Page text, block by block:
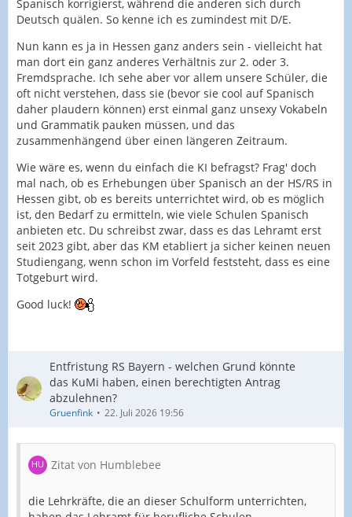
Spanisch korrigierst, während die anderen sich durch
Deutsch quälen. So kenne ich es zumindest mit D/E.
Nun kann es ja in Hessen ganz anders sein - vielleicht hat
man dort ein ganz anderes Verhältnis zur 2. oder 3.
Fremdsprache. Ich sehe aber vor allem unsere Schüler, die
oft nicht verstehen, dass sie (bevor sie cool auf Spanisch
daher plaudern können) erst einmal ganz unsexy Vokabeln
und Grammatik pauken müssen, und das
zusammenhängend über einen längeren Zeitraum.
Wie wäre es, wenn du einfach die KI befragst? Frag' doch
mal nach, ob es Erhebungen über Spanisch an der HS/RS in
Hessen gibt, ob es bereits unterrichtet wird, ob es möglich
ist, den Bedarf zu ermitteln, wie viele Schulen Spanisch
anbieten etc. Du schreibst zwar, dass es das Lehramt erst
seit 2023 gibt, aber das KM etabliert ja sicher keinen neuen
Studiengang, wenn schon im Vorfeld feststeht, dass es eine
Totgeburt wird.
Good luck!
Entfristung RS Bayern - welchen Grund könnte
das KuMi haben, einen berechtigten Antrag
abzulehnen?
Gruenfink 22. Juli 2026 19:56
Zitat von Humblebee
die Lehrkräfte, die an dieser Schulform unterrichten,